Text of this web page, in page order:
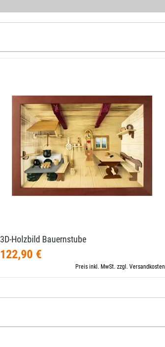
3D-​Holzbild Bauernstube
122,90 €
Preis inkl. MwSt. zzgl. Versandkosten